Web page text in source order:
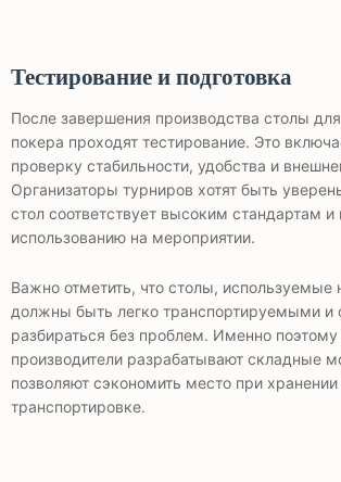
Тестирование и подготовка
После завершения производства столы
покера проходят тестирование. Это
проверку стабильности, удобства и
Организаторы турниров хотят быть
стол соответствует высоким стандартам и
использованию на мероприятии.
Важно отметить, что столы, используемые
должны быть легко транспортируемыми и
разбираться без проблем. Именно
производители разрабатывают складные
позволяют сэкономить место при хранении
транспортировке.